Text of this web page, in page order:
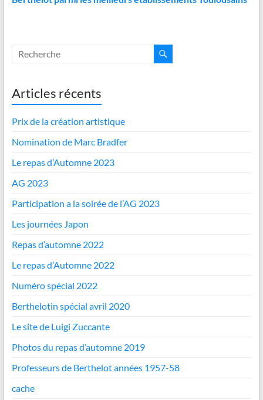
Articles récents
Prix de la création artistique
Nomination de Marc Bradfer
Le repas d’Automne 2023
AG 2023
Participation a la soirée de l’AG 2023
Les journées Japon
Repas d’automne 2022
Le repas d’Automne 2022
Numéro spécial 2022
Berthelotin spécial avril 2020
Le site de Luigi Zuccante
Photos du repas d’automne 2019
Professeurs de Berthelot années 1957-58
cache